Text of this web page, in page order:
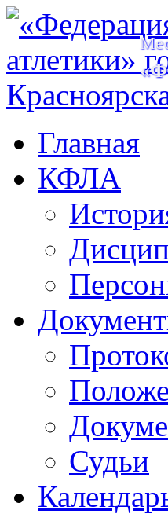
Главная
КФЛА
Судьи